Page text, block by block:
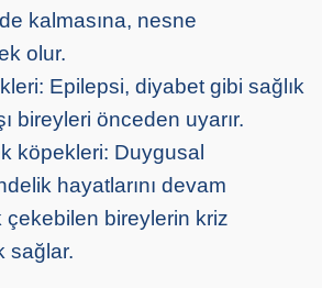
kalmasına, nesne
olur.
Epilepsi, diyabet gibi sağlık
bireyleri önceden uyarır.
köpekleri: Duygusal
hayatlarını devam
çekebilen bireylerin kriz
sağlar.